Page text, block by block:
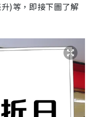
)等，即接下圖了解